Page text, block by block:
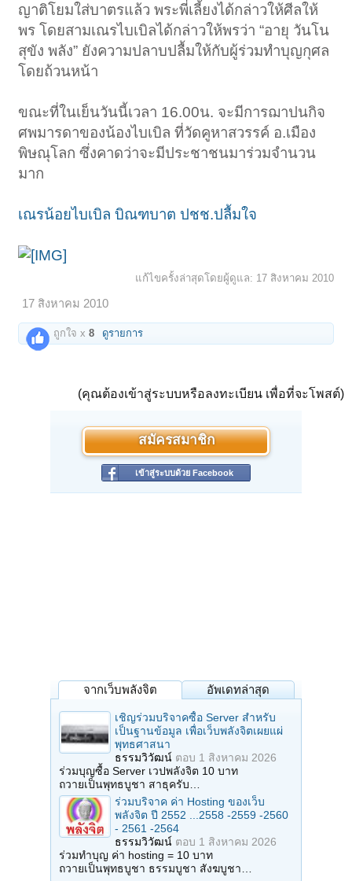
ญาติโยมใส่บาตรแล้ว พระพี่เลี้ยงได้กล่าวให้ศีลให้
พร โดยสามเณรไบเบิลได้กล่าวให้พรว่า “อายุ วันโน
สุขัง พลัง” ยังความปลาบปลื้มให้กับผู้ร่วมทำบุญกุศล
โดยถ้วนหน้า
ขณะที่ในเย็นวันนี้เวลา 16.00น. จะมีการฌาปนกิจ
ศพมารดาของน้องไบเบิล ที่วัดคูหาสวรรค์ อ.เมือง
พิษณุโลก ซึ่งคาดว่าจะมีประชาชนมาร่วมจำนวน
มาก
เณรน้อยไบเบิล บิณฑบาต ปชช.ปลื้มใจ
แก้ไขครั้งล่าสุดโดยผู้ดูแล: 17 สิงหาคม 2010
17 สิงหาคม 2010
ถูกใจ x8 ดูรายการ
(คุณต้องเข้าสู่ระบบหรือลงทะเบียน เพื่อที่จะโพสต์)
สมัครสมาชิก
เข้าสู่ระบบด้วย Facebook
จากเว็บพลังจิต อัพเดทล่าสุด
เชิญร่วมบริจาคซื้อ Server สำหรับ
เป็นฐานข้อมูล เพื่อเว็บพลังจิตเผยแผ่
พุทธศาสนา
ธรรมวิวัฒน์ ตอบ 1 สิงหาคม 2026
ร่วมบุญซื้อ Server เวปพลังจิต 10 บาท
ถวายเป็นพุทธบูชา สาธุครับ…
ร่วมบริจาค ค่า Hosting ของเว็บ
พลังจิต ปี 2552 ...2558 -2559 -2560
- 2561 -2564
ธรรมวิวัฒน์ ตอบ 1 สิงหาคม 2026
ร่วมทำบุญ ค่า hosting = 10 บาท
ถวายเป็นพุทธบูชา ธรรมบูชา สังฆบูชา…